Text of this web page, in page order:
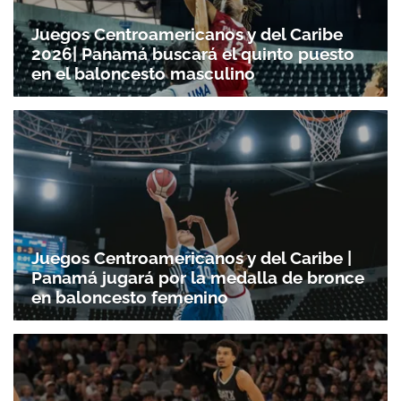
Juegos Centroamericanos y del Caribe
2026| Panamá buscará el quinto puesto
en el baloncesto masculino
Juegos Centroamericanos y del Caribe |
Panamá jugará por la medalla de bronce
en baloncesto femenino